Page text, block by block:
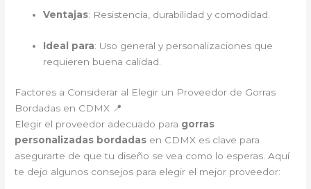
Ventajas: Resistencia, durabilidad y comodidad.
Ideal para: Uso general y personalizaciones que
requieren buena calidad.
Factores a Considerar al Elegir un Proveedor de Gorras
Bordadas en CDMX 📍
Elegir el proveedor adecuado para gorras
personalizadas bordadas en CDMX es clave para
asegurarte de que tu diseño se vea como lo esperas. Aquí
te dejo algunos consejos para elegir el mejor proveedor: